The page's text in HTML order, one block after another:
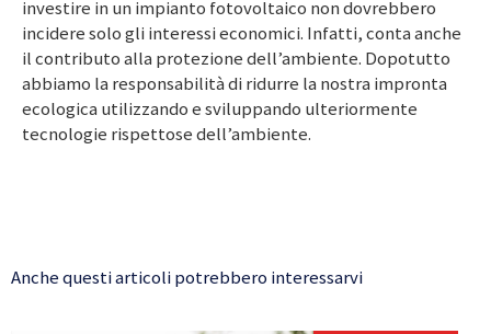
investire in un impianto fotovoltaico non dovrebbero
incidere solo gli interessi economici. Infatti, conta anche
il contributo alla protezione dell’ambiente. Dopotutto
abbiamo la responsabilità di ridurre la nostra impronta
ecologica utilizzando e sviluppando ulteriormente
tecnologie rispettose dell’ambiente.
Anche questi articoli potrebbero interessarvi